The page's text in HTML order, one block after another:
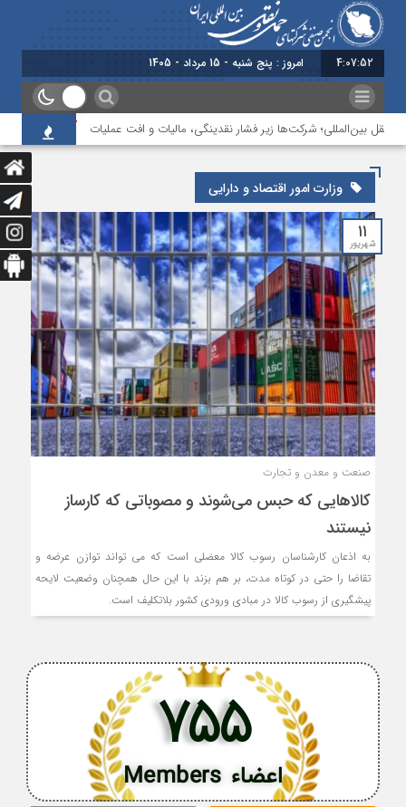
4:07:52 امروز : پنج شنبه - 15 مرداد - 1405
بین‌المللی؛ شرکت‌ها زیر فشار نقدینگی، مالیات و افت عملیات بررسی
وزارت امور اقتصاد و دارایی
۱۱
شهریور
صنعت و معدن و تجارت
کالاهایی که حبس می‌شوند و مصوباتی که کارساز
نیستند
به اذعان کارشناسان رسوب کالا معضلی است که می تواند توازن عرضه و
تقاضا را حتی در کوتاه مدت، بر هم بزند با این حال همچنان وضعیت لایحه
پیشگیری از رسوب کالا در مبادی ورودی کشور بلاتکلیف است.
اعضاء Members
755